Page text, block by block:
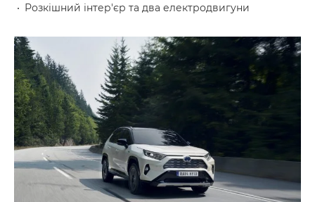
Розкішний інтер'єр та два електродвигуни